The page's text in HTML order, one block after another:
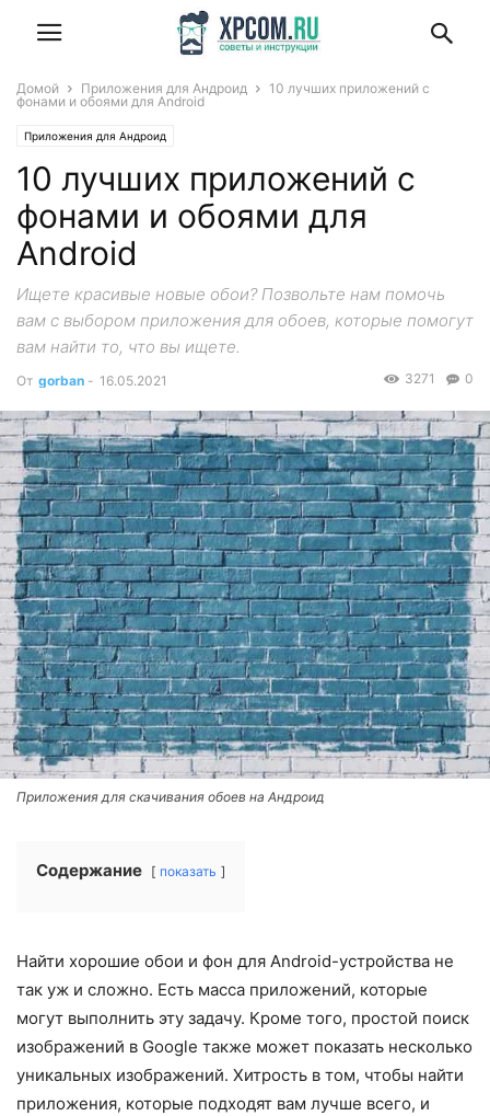
Домой Приложения для Андроид
10 лучших приложений с
фонами и обоями для Android
Приложения для Андроид
10 лучших приложений с
фонами и обоями для
Android
Ищете красивые новые обои? Позвольте нам помочь
вам с выбором приложения для обоев, которые помогут
вам найти то, что вы ищете.
От gorban - 16.05.2021 0
3271
Приложения для скачивания обоев на Андроид
Содержание показать
Найти хорошие обои и фон для Android-устройства не
так уж и сложно. Есть масса приложений, которые
могут выполнить эту задачу. Кроме того, простой поиск
изображений в Google также может показать несколько
уникальных изображений. Хитрость в том, чтобы найти
приложения, которые подходят вам лучше всего, и